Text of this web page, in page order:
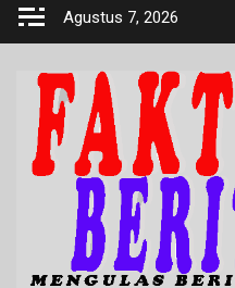
Skip
Agustus 7, 2026